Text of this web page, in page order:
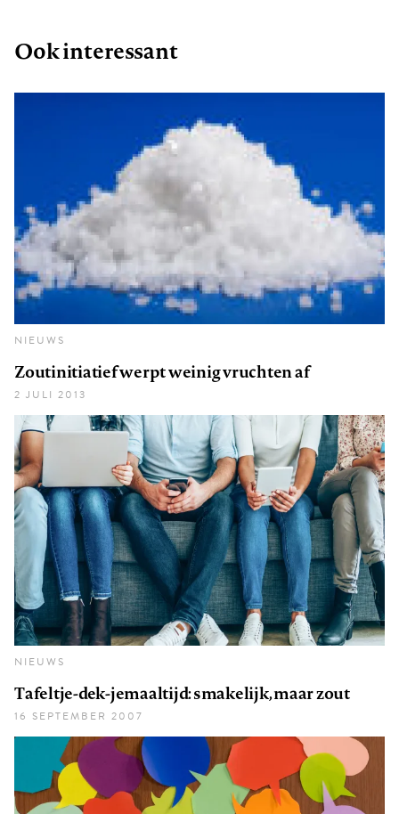
Ook interessant
NIEUWS
Zoutinitiatief werpt weinig vruchten af
2 JULI 2013
NIEUWS
Tafeltje-dek-jemaaltijd: smakelijk, maar zout
16 SEPTEMBER 2007